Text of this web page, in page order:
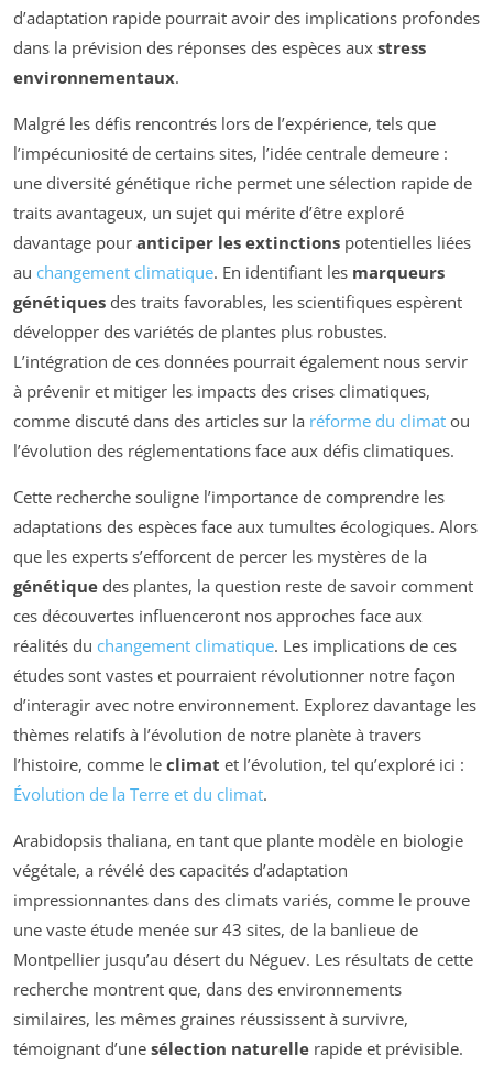
d’adaptation rapide pourrait avoir des implications profondes
dans la prévision des réponses des espèces aux stress
environnementaux.
Malgré les défis rencontrés lors de l’expérience, tels que
l’impécuniosité de certains sites, l’idée centrale demeure :
une diversité génétique riche permet une sélection rapide de
traits avantageux, un sujet qui mérite d’être exploré
davantage pour anticiper les extinctions potentielles liées
au changement climatique. En identifiant les marqueurs
génétiques des traits favorables, les scientifiques espèrent
développer des variétés de plantes plus robustes.
L’intégration de ces données pourrait également nous servir
à prévenir et mitiger les impacts des crises climatiques,
comme discuté dans des articles sur la réforme du climat ou
l’évolution des réglementations face aux défis climatiques.
Cette recherche souligne l’importance de comprendre les
adaptations des espèces face aux tumultes écologiques. Alors
que les experts s’efforcent de percer les mystères de la
génétique des plantes, la question reste de savoir comment
ces découvertes influenceront nos approches face aux
réalités du changement climatique. Les implications de ces
études sont vastes et pourraient révolutionner notre façon
d’interagir avec notre environnement. Explorez davantage les
thèmes relatifs à l’évolution de notre planète à travers
l’histoire, comme le climat et l’évolution, tel qu’exploré ici :
Évolution de la Terre et du climat.
Arabidopsis thaliana, en tant que plante modèle en biologie
végétale, a révélé des capacités d’adaptation
impressionnantes dans des climats variés, comme le prouve
une vaste étude menée sur 43 sites, de la banlieue de
Montpellier jusqu’au désert du Néguev. Les résultats de cette
recherche montrent que, dans des environnements
similaires, les mêmes graines réussissent à survivre,
témoignant d’une sélection naturelle rapide et prévisible.